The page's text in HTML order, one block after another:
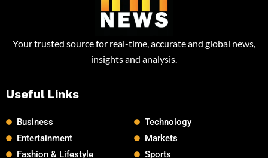
Your trusted source for real-time, accurate and global news,
insights and analysis.
Useful Links
Business
Entertainment
Fashion & Lifestyle
Technology
Markets
Sports